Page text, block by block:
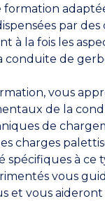
par des
à la fois les
conduite de
vous
de la
de
charges
spécifiques à ce
vous
et vous